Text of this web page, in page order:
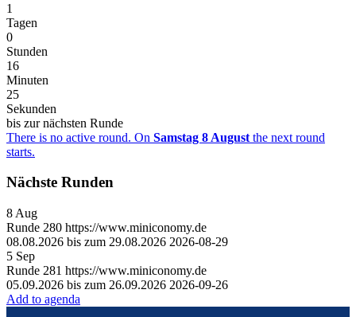
1
Tagen
0
Stunden
16
Minuten
25
Sekunden
bis zur nächsten Runde
There is no active round. On Samstag 8 August the next round
starts.
Nächste Runden
8 Aug
Runde 280 https://www.miniconomy.de
08.08.2026 bis zum 29.08.2026 2026-08-29
5 Sep
Runde 281 https://www.miniconomy.de
05.09.2026 bis zum 26.09.2026 2026-09-26
Add to agenda